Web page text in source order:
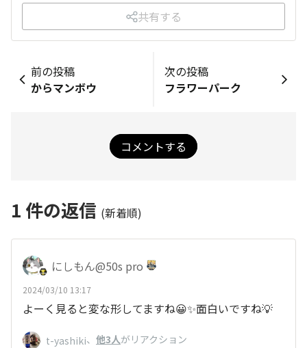
共有する
前の投稿
からマンボウ
次の投稿
フラワーパーク
コメントする
1 件の返信 (新着順)
にしもん@50s pro
2024/03/10 13:17
よーく見ると変な形してますね😀✨面白いですね💡
t-yashiki、 他3人がリアクション